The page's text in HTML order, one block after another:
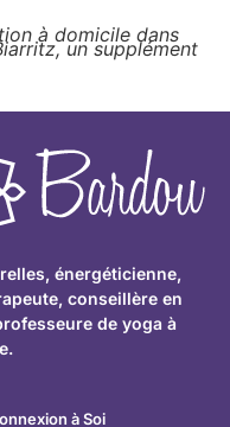
à domicile dans
un supplément
énergéticienne,
conseillère en
de yoga à
à Soi